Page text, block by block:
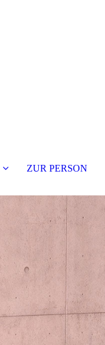
ZUR PERSON